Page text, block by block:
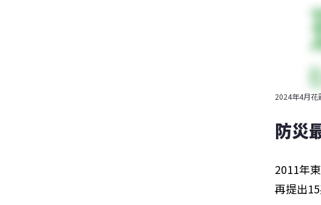
2024年4月花
防災
2011年
再提出